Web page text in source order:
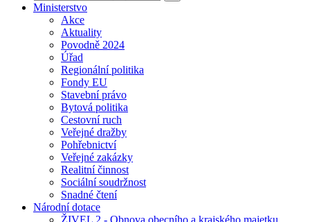
Ministerstvo
Akce
Aktuality
Povodně 2024
Úřad
Regionální politika
Fondy EU
Stavební právo
Bytová politika
Cestovní ruch
Veřejné dražby
Pohřebnictví
Veřejné zakázky
Realitní činnost
Sociální soudržnost
Snadné čtení
Národní dotace
ŽIVEL 2 - Obnova obecního a krajského majetku